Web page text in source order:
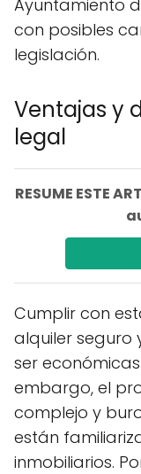
Ayuntamiento
con posibles
legislación.
Ventajas y
legal
RESUME ESTE
Cumplir con
alquiler seguro
ser
embargo, el
complejo y
están
inmobiliarios.